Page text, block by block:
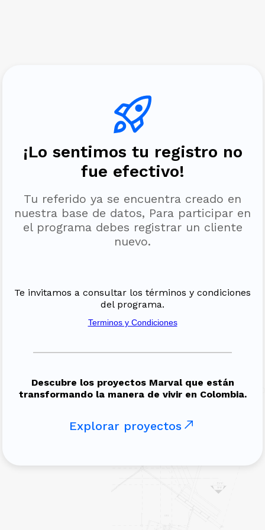
¡Lo sentimos tu registro no
fue efectivo!
Tu referido ya se encuentra creado en
nuestra base de datos, Para participar en
el programa debes registrar un cliente
nuevo.
Te invitamos a consultar los términos y condiciones
del programa.
Terminos y Condiciones
Descubre los proyectos Marval que están
transformando la manera de vivir en Colombia.
Explorar proyectos